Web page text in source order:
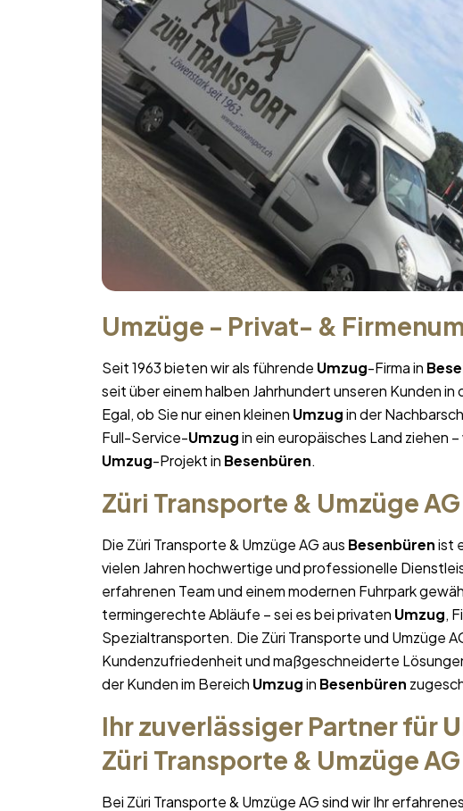
Umzüge - Privat- &
Seit 1963 bieten wir als führende Umzug-Firma in
seit über einem halben Jahrhundert unseren Kunden
Egal, ob Sie nur einen kleinen Umzugin der
Full-Service-Umzugin ein europäisches Land ziehen
Umzug-Projekt in Besenbüren.
Züri Transporte & Umzüge AG
Die Züri Transporte & Umzüge AG aus Besenbürenist
vielen Jahren hochwertige und professionelle
erfahrenen Team und einem modernen Fuhrpark
termingerechte Abläufe – sei es bei privaten Umzug,
Spezialtransporten. Die Züri Transporte und Umzüge
Kundenzufriedenheit und maßgeschneiderte
der Kunden im Bereich Umzugin Besenbüren
Ihr zuverlässiger Partner für
Züri Transporte & Umzüge AG
Bei Züri Transporte & Umzüge AG sind wir Ihr